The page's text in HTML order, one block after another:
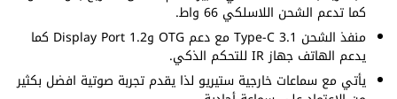
كما تدعم الشحن اللاسلكي 66 واط.
منفذ الشحن Type-C 3.1 مع دعم OTG وDisplay Port 1.2 كما
يدعم الهاتف جهاز IR للتحكم الذكي.
يأتي مع سماعات خارجية ستيريو لذا يقدم تجربة صوتية افضل بكثير